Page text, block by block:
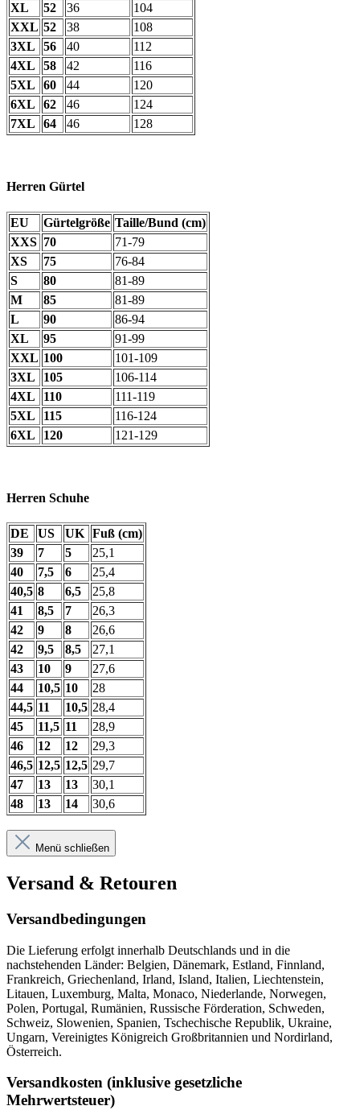
XL
52 36
104
XXL 52 38
108
3XL
56 40
112
4XL
58 42
116
5XL
60 44
120
6XL
62 46
124
7XL
64 46 128
Herren Gürtel
EU Gürtelgröße Taille/Bund (cm)
XXS 70
71-79
XS
75
76-84
S
80
81-89
M
85
81-89
L
90
86-94
XL
95
91-99
XXL 100
101-109
3XL
105
106-114
4XL
110
111-119
5XL
115
116-124
6XL
120 121-129
Herren Schuhe
DE US UK Fuß (cm)
39
7 5
25,1
40
7,5 6
25,4
40,5 8 6,5
25,8
41
8,5 7
26,3
42
9 8
26,6
42
9,5 8,5
27,1
43
10 9
27,6
44
10,5 10
28
44,5 11 10,5 28,4
45
11,5 11
28,9
46
12 12
29,3
46,5 12,5 12,5 29,7
47
13 13
30,1
48
13 14 30,6
Menü schließen
Versand & Retouren
Versandbedingungen
Die Lieferung erfolgt innerhalb Deutschlands und in die
nachstehenden Länder: Belgien, Dänemark, Estland, Finnland,
Frankreich, Griechenland, Irland, Island, Italien, Liechtenstein,
Litauen, Luxemburg, Malta, Monaco, Niederlande, Norwegen,
Polen, Portugal, Rumänien, Russische Förderation, Schweden,
Schweiz, Slowenien, Spanien, Tschechische Republik, Ukraine,
Ungarn, Vereinigtes Königreich Großbritannien und Nordirland,
Österreich.
Versandkosten (inklusive gesetzliche
Mehrwertsteuer)